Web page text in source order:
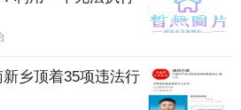
乡顶着35项违法行